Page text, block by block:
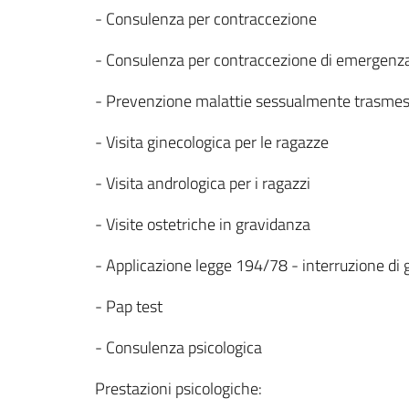
- Consulenza per contraccezione
- Consulenza per contraccezione di
- Prevenzione malattie sessualmente
- Visita ginecologica per le ragazze
- Visita andrologica per i ragazzi
- Visite ostetriche in gravidanza
- Applicazione legge 194/78 - interruzione di
- Pap test
- Consulenza psicologica
Prestazioni psicologiche: